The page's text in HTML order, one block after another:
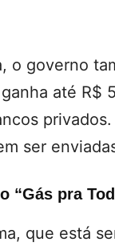
o governo
até R$
ser
“Gás pra
que está